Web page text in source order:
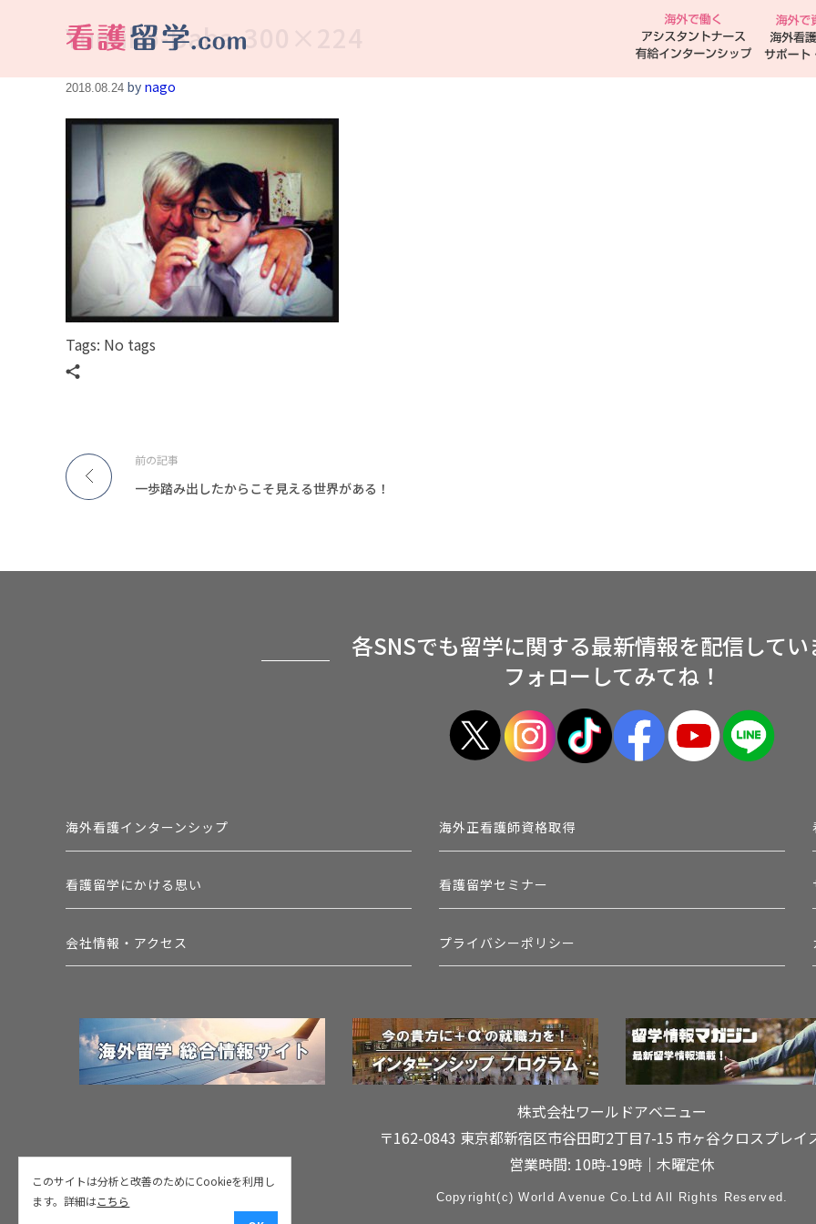
このサイトは分析と改善のためにCookieを利用し
ます。詳細はこちら
看護留学.com
World Avenueは海外就職、 永住を目指す看護留学をサポートします !
Yumiko-Baba-300×224
2018.08.24 by nago
Tags: No tags
前の記事
一歩踏み出したからこそ見える世界がある！
各SNSでも留学に関する最新情報を配信してい
フォローしてみてね！
海外看護インターンシップ
看護留学にかける思い
会社情報・アクセス
海外正看護師資格取得
看護留学セミナー
プライバシーポリシー
株式会社ワールドアベニュー
〒162-0843 東京都新宿区市谷田町2丁目7-15 市ヶ谷クロスプレイ
営業時間: 10時-19時｜木曜定休
Copyright(c) World Avenue Co.Ltd All Rights Reserved.